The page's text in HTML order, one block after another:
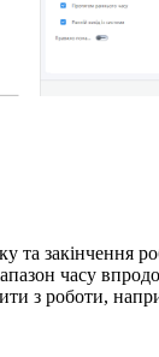
та закінчення
часу
з роботи,